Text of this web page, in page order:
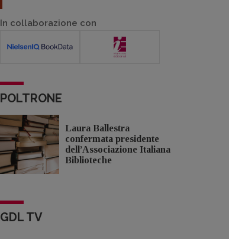
In collaborazione con
POLTRONE
Laura Ballestra
confermata presidente
dell’Associazione Italiana
Biblioteche
GDL TV